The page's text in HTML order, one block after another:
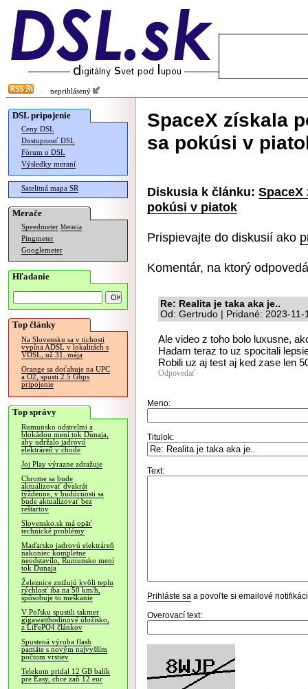
neprihlásený
DSL pripojenie
Ceny DSL
Dostupnosť DSL
Fórum o DSL
Výsledky meraní
Satelitná mapa SR
Merače
Speedmeter Merania
Pingmeter
Googlemeter
Hľadanie
Top články
Na Slovensku sa v tichosti
vypína ADSL v lokalitách s
VDSL, už 31. mája
Orange sa doťahuje na UPC
a O2, spustí 2.5 Gbps
pripojenie
Top správy
Rumunsko odstrelmi a
blokádou mení tok Dunaja,
aby udržalo jadrovú
elektráreň v chode
Joj Play výrazne zdražuje
Chrome sa bude
aktualizovať dvakrát
týždenne, v budúcnosti sa
bude aktualizovať bez
reštartov
Slovensko.sk má opäť
technické problémy
Maďarsko jadrovú elektráreň
nakoniec kompletne
neodstavilo, Rumunsko mení
tok Dunaja
Železnice znižujú kvôli teplu
rýchlosť iba na 50 km/h,
spôsobuje to meškanie
V Poľsku spustili takmer
gigawatthodinové úložisko,
z LiFePO4 článkov
Spustená výroba flash
pamäte s novým najvyšším
počtom vrstiev
Telekom pridal 12 GB balík
pre Easy, chce zaň 12 eur
SpaceX získala
sa pokúsi v
Diskusia k článku:
pokúsi v piatok
Prispievajte do diskusií ako
Komentár, na ktorý
Re: Realita je taka aka je..
Od: Gertrudo | Pridané: 2023-11-
Ale video z toho bolo luxusne,
Hadam teraz to uz spocitali
Robili uz aj test aj ked zase len
Odpovedať
Meno:
Titulok:
Text:
Prihláste sa a povoľte si emailové
Overovací text: